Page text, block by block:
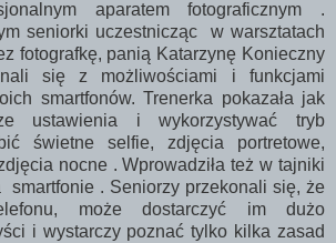
aparatem fotograficznym .
seniorki uczestnicząc w warsztatach
fotografkę, panią Katarzynę Konieczny
się z możliwościami i funkcjami
smartfonów. Trenerka pokazała jak
ustawienia i wykorzystywać tryb
świetne selfie, zdjęcia portretowe,
nocne . Wprowadziła też w tajniki
. Seniorzy przekonali się, że
może dostarczyć im dużo
i wystarczy poznać tylko kilka zasad